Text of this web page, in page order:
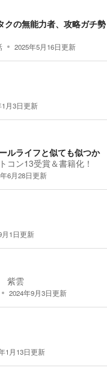
クの無能力者、攻略ガチ勢
2025年5月16日更新
月3日更新
ルライフと似ても似つか
コン13受賞＆書籍化！
6月28日更新
1日更新
紫雲
2024年9月3日更新
1月13日更新